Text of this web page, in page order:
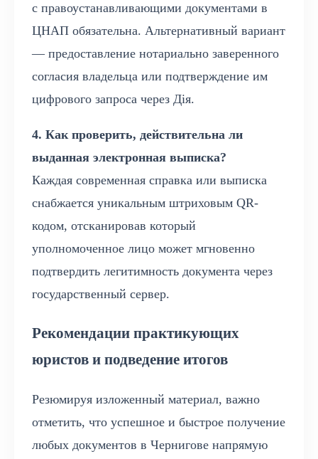
с правоустанавливающими документами в
ЦНАП обязательна. Альтернативный вариант
— предоставление нотариально заверенного
согласия владельца или подтверждение им
цифрового запроса через Дія.
4. Как проверить, действительна ли
выданная электронная выписка?
Каждая современная справка или выписка
снабжается уникальным штриховым QR-
кодом, отсканировав который
уполномоченное лицо может мгновенно
подтвердить легитимность документа через
государственный сервер.
Рекомендации практикующих
юристов и подведение итогов
Резюмируя изложенный материал, важно
отметить, что успешное и быстрое получение
любых документов в Чернигове напрямую